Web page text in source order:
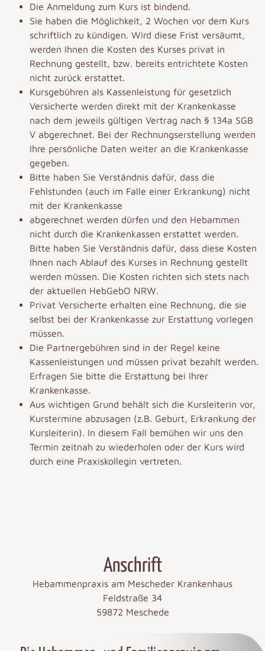
Die Anmeldung zum Kurs ist bindend.
Sie haben die Möglichkeit, 2 Wochen vor dem Kurs
schriftlich zu kündigen. Wird diese Frist versäumt,
werden Ihnen die Kosten des Kurses privat in
Rechnung gestellt, bzw. bereits entrichtete Kosten
nicht zurück erstattet.
Kursgebühren als Kassenleistung für gesetzlich
Versicherte werden direkt mit der Krankenkasse
nach dem jeweils gültigen Vertrag nach § 134a SGB
V abgerechnet. Bei der Rechnungserstellung werden
Ihre persönliche Daten weiter an die Krankenkasse
gegeben.
Bitte haben Sie Verständnis dafür, dass die
Fehlstunden (auch im Falle einer Erkrankung) nicht
mit der Krankenkasse
abgerechnet werden dürfen und den Hebammen
nicht durch die Krankenkassen erstattet werden.
Bitte haben Sie Verständnis dafür, dass diese Kosten
Ihnen nach Ablauf des Kurses in Rechnung gestellt
werden müssen. Die Kosten richten sich stets nach
der aktuellen HebGebO NRW.
Privat Versicherte erhalten eine Rechnung, die sie
selbst bei der Krankenkasse zur Erstattung vorlegen
müssen.
Die Partnergebühren sind in der Regel keine
Kassenleistungen und müssen privat bezahlt werden.
Erfragen Sie bitte die Erstattung bei Ihrer
Krankenkasse.
Aus wichtigen Grund behält sich die Kursleiterin vor,
Kurstermine abzusagen (z.B. Geburt, Erkrankung der
Kursleiterin). In diesem Fall bemühen wir uns den
Termin zeitnah zu wiederholen oder der Kurs wird
durch eine Praxiskollegin vertreten.
Anschrift
Hebammenpraxis am Mescheder Krankenhaus
Feldstraße 34
59872 Meschede